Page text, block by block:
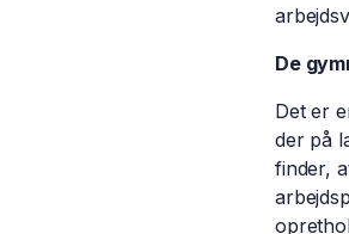
De
Det er
der på
finder,